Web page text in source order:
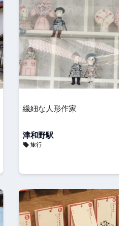
繊細な人形作家
津和野駅
旅行